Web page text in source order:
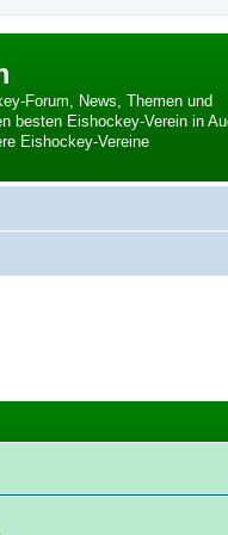
Forum, News, Themen und
besten Eishockey-Verein in
Eishockey-Vereine